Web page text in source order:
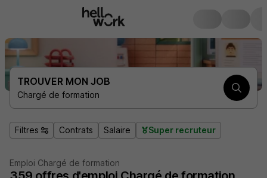
TROUVER MON JOB
Chargé de formation
Filtres Contrats Salaire Super recruteur
Emploi Chargé de formation